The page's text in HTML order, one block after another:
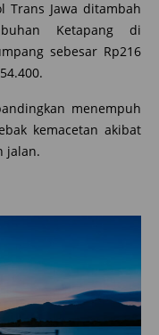
Trans Jawa ditambah
Ketapang di
sebesar Rp216
menempuh
kemacetan akibat
jalan.